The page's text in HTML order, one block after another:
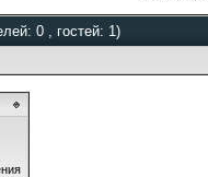
0 , гостей: 1)